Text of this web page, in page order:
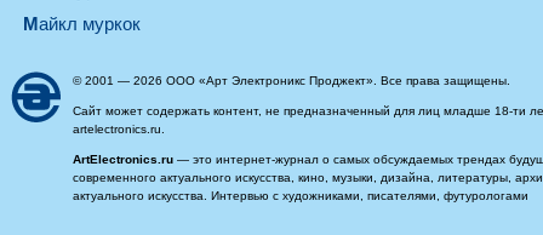
майкл муркок
© 2001 — 2026 ООО «Арт Электроникс Проджект». Все права защищены.
Сайт может содержать контент, не предназначенный для лиц младше 18-ти
artelectronics.ru.
ArtElectronics.ru — это интернет-журнал о самых обсуждаемых трендах
современного актуального искусства, кино, музыки, дизайна, литературы,
актуального искусства. Интервью с художниками, писателями, футурологами